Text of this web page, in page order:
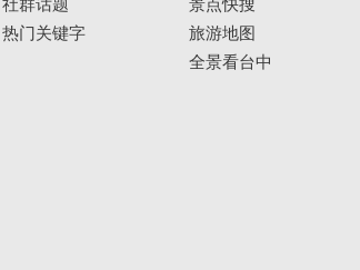
热门关键字
旅游地图
全景看台中